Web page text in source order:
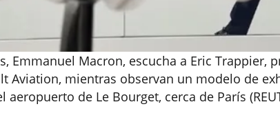
Emmanuel Macron, escucha a Eric Trappier,
Aviation, mientras observan un modelo de
aeropuerto de Le Bourget, cerca de París